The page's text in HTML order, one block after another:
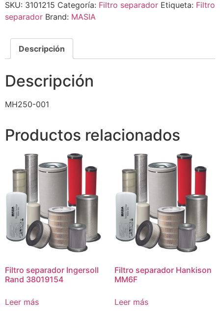
SKU: 3101215 Categoría: Filtro separador Etiqueta: Filtro
separador Brand: MASIA
Descripción
Descripción
MH250-001
Productos relacionados
Filtro separador Ingersoll
Rand 38019154
Leer más
Filtro separador Hankison
MM6F
Leer más